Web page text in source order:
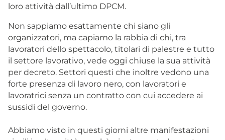
loro attività dall’ultimo DPCM.
Non sappiamo esattamente chi siano gli
organizzatori, ma capiamo la rabbia di chi, tra
lavoratori dello spettacolo, titolari di palestre e tutto
il settore lavorativo, vede oggi chiuse la sua attività
per decreto. Settori questi che inoltre vedono una
forte presenza di lavoro nero, con lavoratori e
lavoratrici senza un contratto con cui accedere ai
sussidi del governo.
Abbiamo visto in questi giorni altre manifestazioni